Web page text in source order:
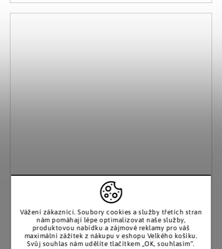
Vážení zákazníci. Soubory cookies a služby třetích stran
nám pomáhají lépe optimalizovat naše služby,
produktovou nabídku a zájmové reklamy pro váš
maximální zážitek z nákupu v eshopu Velkého košíku.
Svůj souhlas nám udělíte tlačítkem „OK, souhlasím“.
Die moderne Hausfrau
Svícen Atmosféra